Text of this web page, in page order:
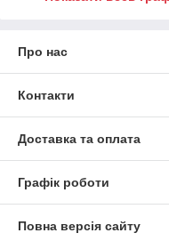
Про нас
Контакти
Доставка та оплата
Графік роботи
Повна версія сайту